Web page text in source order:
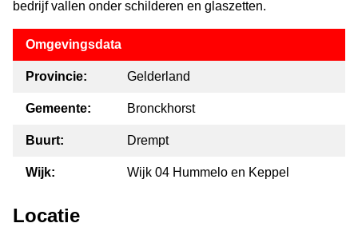
bedrijf vallen onder schilderen en glaszetten.
Omgevingsdata
Provincie: Gelderland
Gemeente: Bronckhorst
Buurt: Drempt
Wijk: Wijk 04 Hummelo en Keppel
Locatie